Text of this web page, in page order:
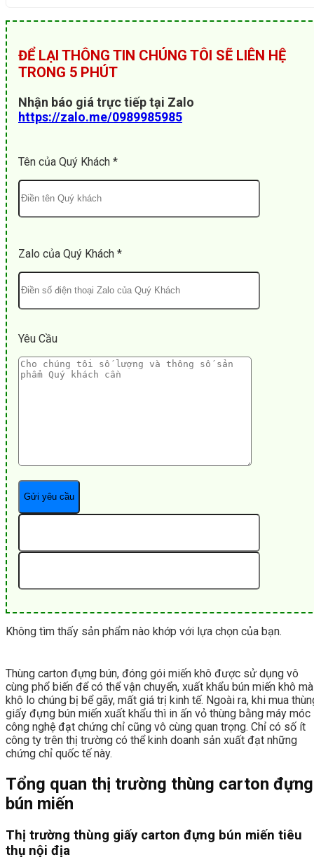
ĐỂ LẠI THÔNG TIN CHÚNG TÔI SẼ LIÊN HỆ
TRONG 5 PHÚT
Nhận báo giá trực tiếp tại Zalo
https://zalo.me/0989985985
Tên của Quý Khách *
Zalo của Quý Khách *
Yêu Cầu
Không tìm thấy sản phẩm nào khớp với lựa chọn của bạn.
Thùng carton đựng bún, đóng gói miến khô được sử dụng vô
cùng phổ biến để có thể vận chuyển, xuất khẩu bún miến khô mà
khô lo chúng bị bể gãy, mất giá trị kinh tế. Ngoài ra, khi mua
giấy đựng bún miến xuất khẩu thì in ấn vỏ thùng bằng máy móc
công nghệ đạt chứng chỉ cũng vô cùng quan trọng. Chỉ có số ít
công ty trên thị trường có thể kinh doanh sản xuất đạt những
chứng chỉ quốc tế này.
Tổng quan thị trường thùng carton đựng
bún miến
Thị trường thùng giấy carton đựng bún miến tiêu
thụ nội địa